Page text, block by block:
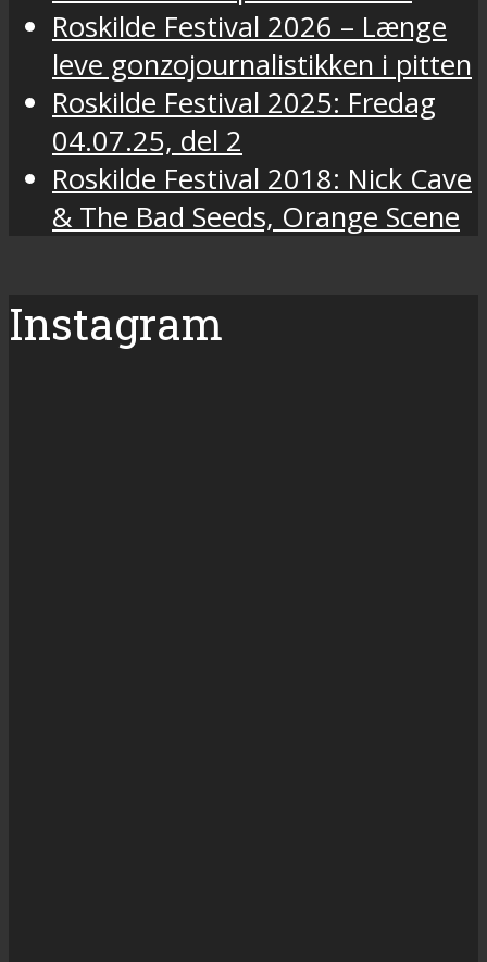
Roskilde Festival 2026 – Længe
leve gonzojournalistikken i pitten
Roskilde Festival 2025: Fredag
04.07.25, del 2
Roskilde Festival 2018: Nick Cave
& The Bad Seeds, Orange Scene
Instagram